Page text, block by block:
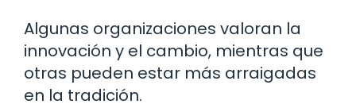
Algunas organizaciones valoran la
innovación y el cambio, mientras que
otras pueden estar más arraigadas
en la tradición.